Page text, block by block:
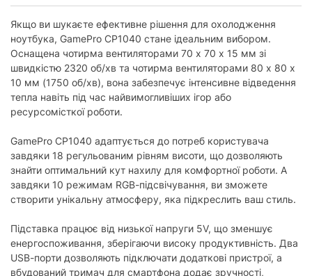
Вага:
1530 г
Колір:
сірий
Характеристики та комплектація товару можуть змінюватися
виробником без повідомлення.
Якщо ви шукаєте ефективне рішення для охолодження
ноутбука, GamePro CP1040 стане ідеальним вибором.
Оснащена чотирма вентиляторами 70 х 70 х 15 мм зі
швидкістю 2320 об/хв та чотирма вентиляторами 80 х 80 х
10 мм (1750 об/хв), вона забезпечує інтенсивне відведення
тепла навіть під час найвимогливіших ігор або
ресурсомісткої роботи.
GamePro CP1040 адаптується до потреб користувача
завдяки 18 регульованим рівням висоти, що дозволяють
знайти оптимальний кут нахилу для комфортної роботи. А
завдяки 10 режимам RGB-підсвічування, ви зможете
створити унікальну атмосферу, яка підкреслить ваш стиль.
Підставка працює від низької напруги 5V, що зменшує
енергоспоживання, зберігаючи високу продуктивність. Два
USB-порти дозволяють підключати додаткові пристрої, а
вбудований тримач для смартфона додає зручності,